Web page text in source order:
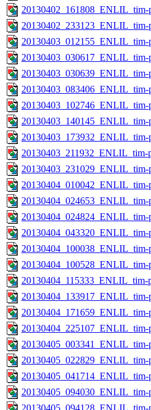
20130402_161808_ENLIL_tim-
20130402_233123_ENLIL_tim-
20130403_012155_ENLIL_tim-
20130403_030617_ENLIL_tim-
20130403_030639_ENLIL_tim-
20130403_083406_ENLIL_tim-
20130403_102746_ENLIL_tim-
20130403_140145_ENLIL_tim-
20130403_173932_ENLIL_tim-
20130403_211932_ENLIL_tim-
20130403_231029_ENLIL_tim-
20130404_010042_ENLIL_tim-
20130404_024653_ENLIL_tim-
20130404_024824_ENLIL_tim-
20130404_043320_ENLIL_tim-
20130404_100038_ENLIL_tim-
20130404_100528_ENLIL_tim-
20130404_115333_ENLIL_tim-
20130404_133917_ENLIL_tim-
20130404_171659_ENLIL_tim-
20130404_225107_ENLIL_tim-
20130405_003341_ENLIL_tim-
20130405_022829_ENLIL_tim-
20130405_041714_ENLIL_tim-
20130405_094030_ENLIL_tim-